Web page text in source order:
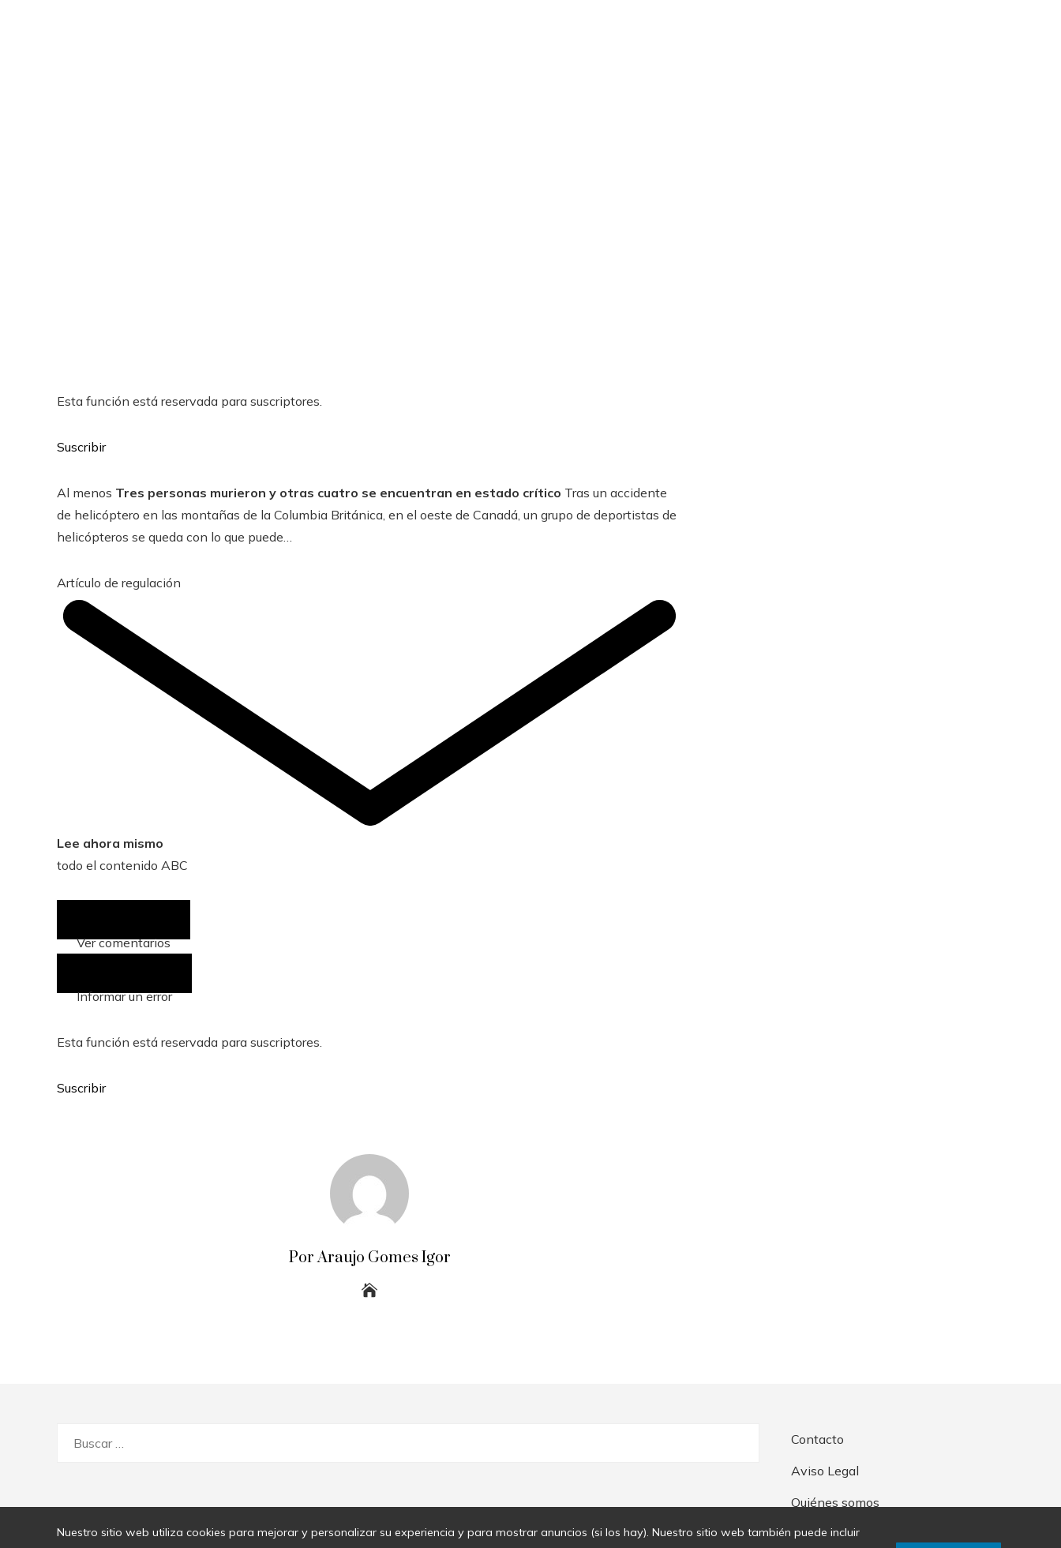
Nuestro sitio web utiliza cookies para mejorar y personalizar su experiencia y para mostrar anuncios (si los hay). Nuestro sitio web también puede incluir
Esta función está reservada para suscriptores.
Suscribir
Al menos Tres personas murieron y otras cuatro se encuentran en estado crítico Tras un accidente
de helicóptero en las montañas de la Columbia Británica, en el oeste de Canadá, un grupo de deportistas de
helicópteros se queda con lo que puede…
Artículo de regulación
Lee ahora mismo
todo el contenido ABC
Ver comentarios
Informar un error
Esta función está reservada para suscriptores.
Suscribir
Por Araujo Gomes Igor
Contacto
Aviso Legal
Quiénes somos